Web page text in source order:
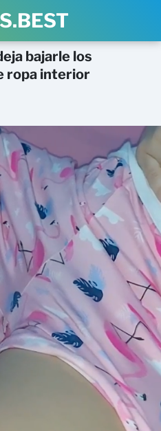
bajarle los
ropa interior